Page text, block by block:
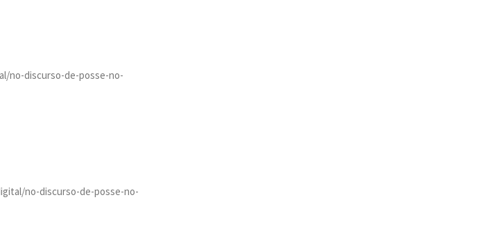
no-discurso-de-posse-no-
no-discurso-de-posse-no-